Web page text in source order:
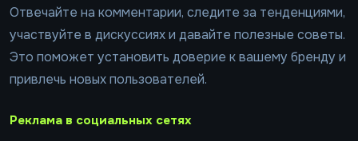
Отвечайте на комментарии, следите за тенденциями,
участвуйте в дискуссиях и давайте полезные советы.
Это поможет установить доверие к вашему бренду и
привлечь новых пользователей.
Реклама в социальных сетях